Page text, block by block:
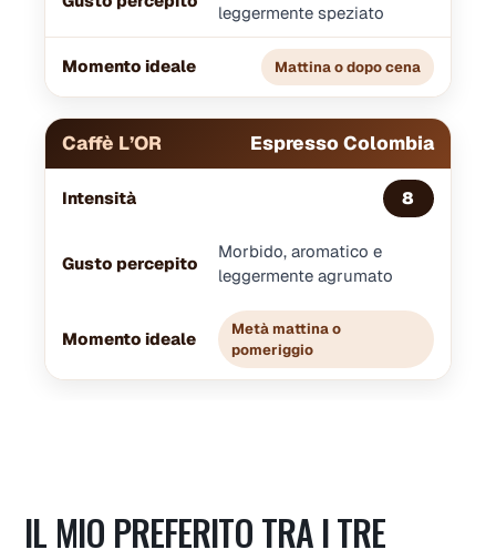
leggermente speziato
Mattina o dopo cena
Espresso Colombia
8
Morbido, aromatico e
leggermente agrumato
Metà mattina o
pomeriggio
IL MIO PREFERITO TRA I TRE